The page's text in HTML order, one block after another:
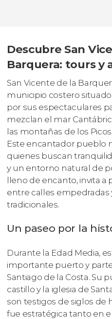
Descubre San
Barquera: tours y
San Vicente de la
municipio costero
por sus espectaculares
mezclan el mar
las montañas de los
Este encantador pueblo
quienes buscan
y un entorno natural de
lleno de encanto, invita a
entre calles empedradas
tradicionales.
Un paseo por la
Durante la Edad Media,
importante puerto y
Santiago de la Costa. Su
castillo y la iglesia de
son testigos de siglos de
fue estratégica tanto en